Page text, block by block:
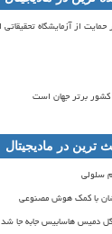
ترین در مادیجیتال
سلولی
با کمک هوش مصنوعی
دمیس هاسابیس جابه جا شد